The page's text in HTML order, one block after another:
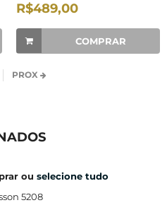
R$489,00
COMPRAR
PROX
ou selecione tudo
5208